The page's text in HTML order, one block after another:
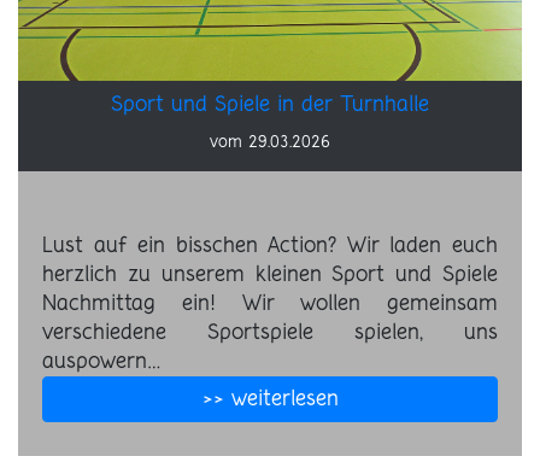
Sport und Spiele in der Turnhalle
vom 29.03.2026
Lust auf ein bisschen Action? Wir laden euch
herzlich zu unserem kleinen Sport und Spiele
Nachmittag ein! Wir wollen gemeinsam
verschiedene Sportspiele spielen, uns
auspowern…
>> weiterlesen